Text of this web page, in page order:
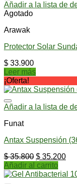
Añadir a la lista de
Agotado
Arawak
Protector Solar
$ 33.900
Leer más
¡Oferta!
Añadir a la lista de
Funat
Antax Suspensión
$35.800 $ 35.200
Añadir al carrito